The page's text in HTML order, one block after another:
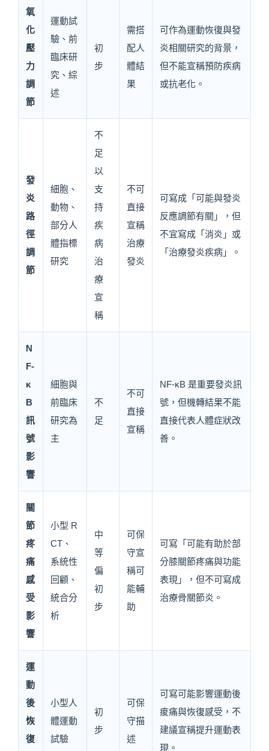
氧
化
壓
力
調
節
運動試
驗、前
臨床研
究、綜
述
初
步
需搭
配人
體結
果
可作為運動恢復與發
炎相關研究的背景，
但不能宣稱預防疾病
或抗老化。
發
炎
路
徑
調
節
細胞、
動物、
部分人
體指標
研究
不
足
以
支
持
疾
病
治
療
宣
稱
不可
直接
宣稱
治療
發炎
可寫成「可能與發炎
反應調節有關」，但
不宜寫成「消炎」或
「治療發炎疾病」。
N
F-
κ
B
訊
號
影
響
細胞與
前臨床
研究為
主
不
足
不可
直接
宣稱
NF-κB 是重要發炎訊
號，但機轉結果不能
直接代表人體症狀改
善。
關
節
疼
痛
感
受
影
響
小型 R
CT、
系統性
回顧、
統合分
析
中
等
偏
初
步
可保
守宣
稱可
能輔
助
可寫「可能有助於部
分膝關節疼痛與功能
表現」，但不可寫成
治療骨關節炎。
運
動
後
恢
復
小型人
體運動
試驗
初
步
可保
守描
述
可寫可能影響運動後
痠痛與恢復感受，不
建議宣稱提升運動表
現。